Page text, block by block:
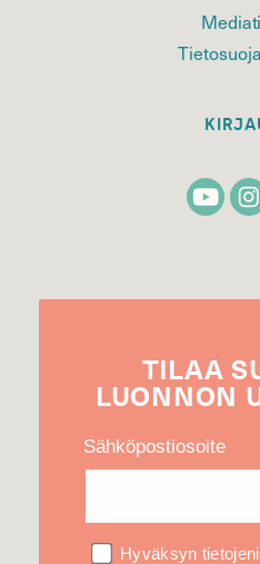
TILAA
LUONNON
Sähköpostiosoite
Hyväksyn